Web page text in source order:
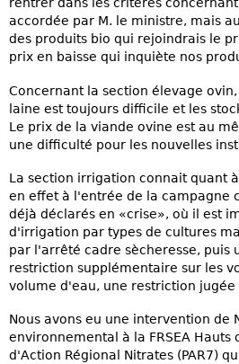
rentrer dans les critères
accordée par M. le ministre, mais
des produits bio qui rejoindrais le
prix en baisse qui inquiète nos
Concernant la section élevage
laine est toujours difficile et les
Le prix de la viande ovine est au
une difficulté pour les nouvelles
La section irrigation connait quant
en effet à l'entrée de la campagne
déjà déclarés en «crise», où il est
d'irrigation par types de cultures
par l'arrêté cadre sècheresse, puis
restriction supplémentaire sur les
volume d'eau, une restriction jugée
Nous avons eu une intervention de
environnemental à la FRSEA Hauts
d'Action Régional Nitrates (PAR7)